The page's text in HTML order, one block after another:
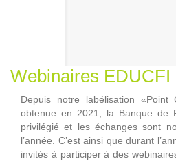
Webinaires EDUCFI
Depuis notre labélisation «Point
obtenue en 2021, la Banque de
privilégié et les échanges sont
l’année. C’est ainsi que durant
invités à participer à des